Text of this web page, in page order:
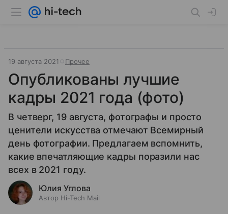
19 августа 2021 Прочее
Опубликованы лучшие
кадры 2021 года (фото)
В четверг, 19 августа, фотографы и просто
ценители искусства отмечают Всемирный
день фотографии. Предлагаем вспомнить,
какие впечатляющие кадры поразили нас
всех в 2021 году.
Юлия Углова
Автор Hi-Tech Mail